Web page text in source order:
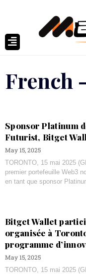
French
Sponsor Platinum
Futurist, Bitget
May 15, 2025
TORONTO, 15 mai 2025
premier portefeuille Web3
en tant que sponsor
Bitget Wallet
organisée à
programme
May 15, 2025
TORONTO, 15 mai 2025